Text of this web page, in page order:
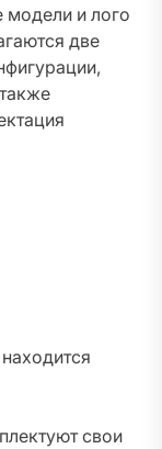
модели и лого
две
свои